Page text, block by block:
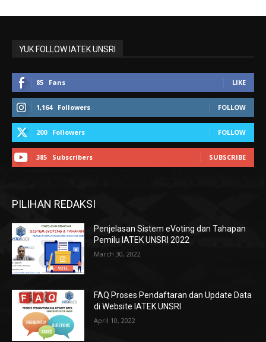
YUK FOLLOW IATEK UNSRI
85 Fans LIKE
1,164 Followers FOLLOW
200 Followers FOLLOW
385 Subscribers SUBSCRIBE
PILIHAN REDAKSI
Penjelasan Sistem eVoting dan Tahapan
Pemilu IATEK UNSRI 2022
March 30, 2022
FAQ Proses Pendaftaran dan Update Data
di Website IATEK UNSRI
April 10, 2022